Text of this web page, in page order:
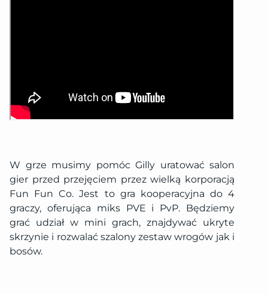
W grze musimy pomóc Gilly uratować salon
gier przed przejęciem przez wielką korporacją
Fun Fun Co. Jest to gra kooperacyjna do 4
graczy, oferująca miks PVE i PvP. Będziemy
grać udział w mini grach, znajdywać ukryte
skrzynie i rozwalać szalony zestaw wrogów jak i
bosów.